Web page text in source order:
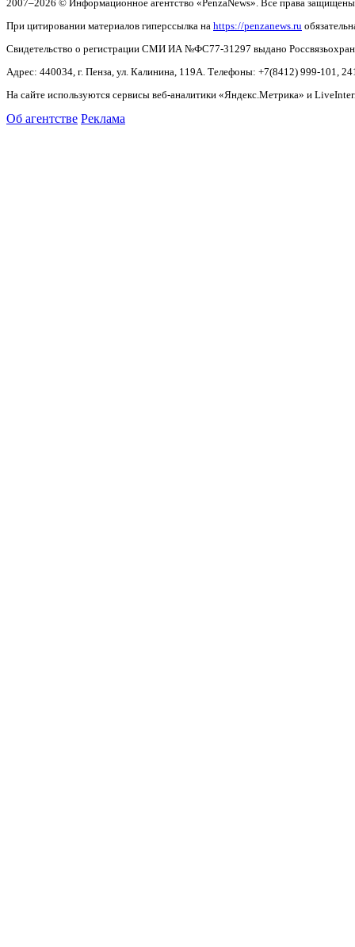
2007–2026 © Информационное агентство «PenzaNews». Все права
При цитировании материалов гиперссылка на https://penzanews.ru
Свидетельство о регистрации СМИ ИА №ФС77-31297 выдано
Адрес: 440034, г. Пенза, ул. Калинина, 119А. Телефоны: +7(8412) 999-101,
На сайте используются сервисы веб-аналитики «Яндекс.Метрика» и
Об агентстве Реклама